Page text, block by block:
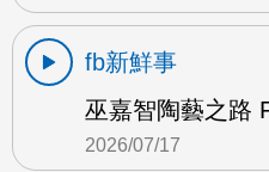
fb新鮮事
巫嘉智陶藝之路
2026/07/17